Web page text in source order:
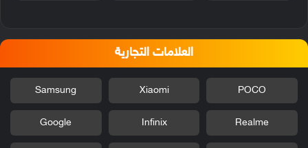
العلامات التجارية
POCO
Xiaomi
Samsung
Realme
Infinix
Google